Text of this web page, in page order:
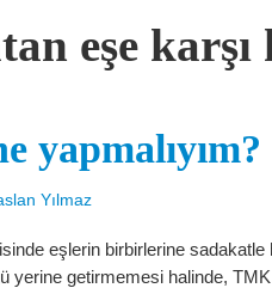
eşe karşı
yapmalıyım?
Yılmaz
eşlerin birbirlerine sadakatle
yerine getirmemesi halinde,